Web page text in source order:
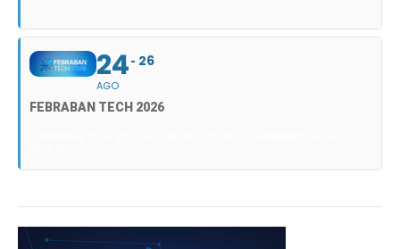
24
AGO
26
FEBRABAN TECH 2026